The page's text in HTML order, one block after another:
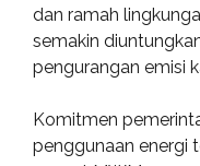
dan ramah
semakin
pengurangan emisi
Komitmen
penggunaan energi